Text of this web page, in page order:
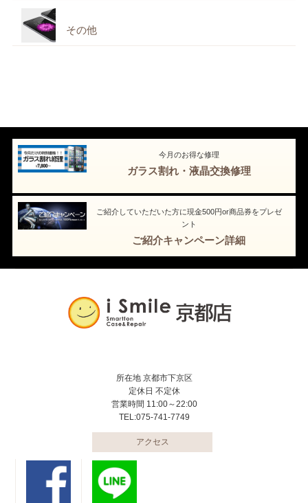
その他
今月のお得な修理
ガラス割れ・液晶交換修理
ご紹介していただいた方に現金500円or商品券をプレゼ
ント
ご紹介キャンペーン詳細
所在地 京都市下京区
定休日 不定休
営業時間 11:00～22:00
TEL:075-741-7749
アクセス